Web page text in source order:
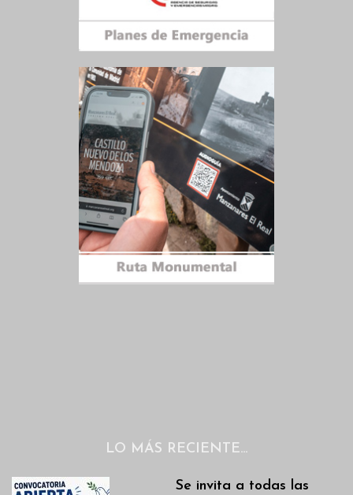
LO MÁS RECIENTE…
Se invita a todas las